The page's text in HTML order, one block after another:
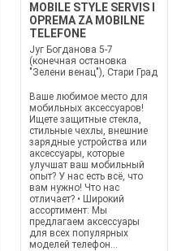
MOBILE STYLE SERVIS I
OPREMA ZA MOBILNE
TELEFONE
Југ Богданова 5-7
(конечная остановка
"Зелени венац"), Стари Град
Ваше любимое место для
мобильных аксессуаров!
Ищете защитные стекла,
стильные чехлы, внешние
зарядные устройства или
аксессуары, которые
улучшат ваш мобильный
опыт? У нас есть всё, что
вам нужно! Что нас
отличает? • Широкий
ассортимент: Мы
предлагаем аксессуары
для всех популярных
моделей телефон...